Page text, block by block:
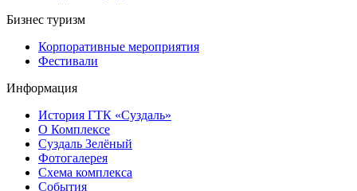
Бизнес туризм
Корпоративные мероприятия
Фестивали
Информация
История ГТК «Суздаль»
О Комплексе
Суздаль Зелёный
Фотогалерея
Схема комплекса
Cобытия